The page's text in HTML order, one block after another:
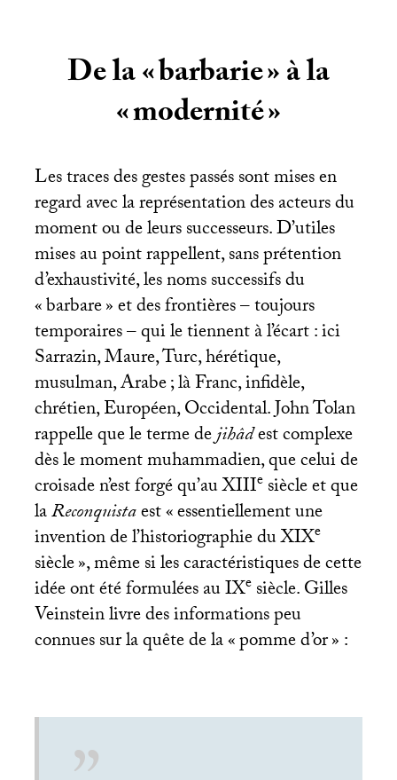
De la «barbarie» à la
«modernité»
Les traces des gestes passés sont mises en
regard avec la représentation des acteurs du
moment ou de leurs successeurs. D’utiles
mises au point rappellent, sans prétention
d’exhaustivité, les noms successifs du
«barbare» et des frontières – toujours
temporaires – qui le tiennent à l’écart : ici
Sarrazin, Maure, Turc, hérétique,
musulman, Arabe; là Franc, infidèle,
chrétien, Européen, Occidental. John Tolan
rappelle que le terme dejihâdest complexe
dès le moment muhammadien, que celui de
croisade n’est forgé qu’auXIIIesiècle et que
laReconquistaest «essentiellement une
invention de l’historiographie duXIXe
siècle», même si les caractéristiques de cette
idée ont été formulées auIXesiècle. Gilles
Veinstein livre des informations peu
connues sur la quête de la «pomme d’or» :